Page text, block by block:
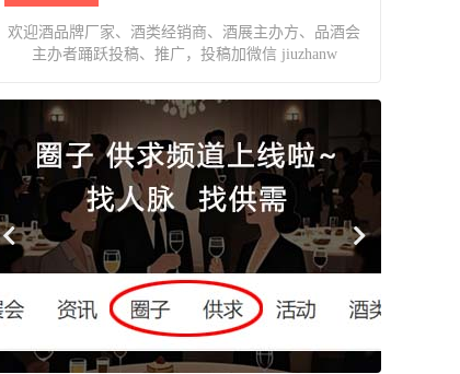
欢迎酒品牌厂家、酒类经销商、酒展主办方、品酒会
主办者踊跃投稿、推广，投稿加微信 jiuzhanw